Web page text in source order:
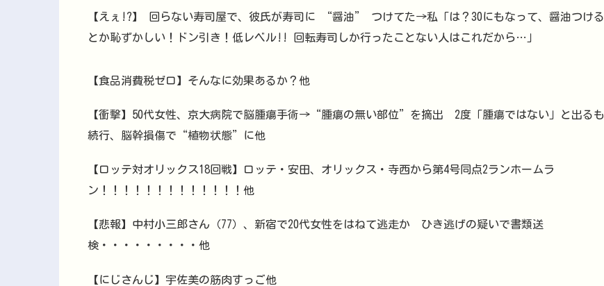
【えぇ!?】 回らない寿司屋で、彼氏が寿司に “醤油” つけてた→私「は？30にもなって、醤油つける
とか恥ずかしい！ドン引き！低レベル!! 回転寿司しか行ったことない人はこれだから…」
【食品消費税ゼロ】そんなに効果あるか？他
【衝撃】50代女性、京大病院で脳腫瘍手術→“腫瘍の無い部位”を摘出 2度「腫瘍ではない」と出るも
続行、脳幹損傷で“植物状態”に他
【ロッテ対オリックス18回戦】ロッテ・安田、オリックス・寺西から第4号同点2ランホームラ
ン！！！！！！！！！！！！！他
【悲報】中村小三郎さん（77）、新宿で20代女性をはねて逃走か ひき逃げの疑いで書類送
検・・・・・・・・・他
【にじさんじ】宇佐美の筋肉すっご他